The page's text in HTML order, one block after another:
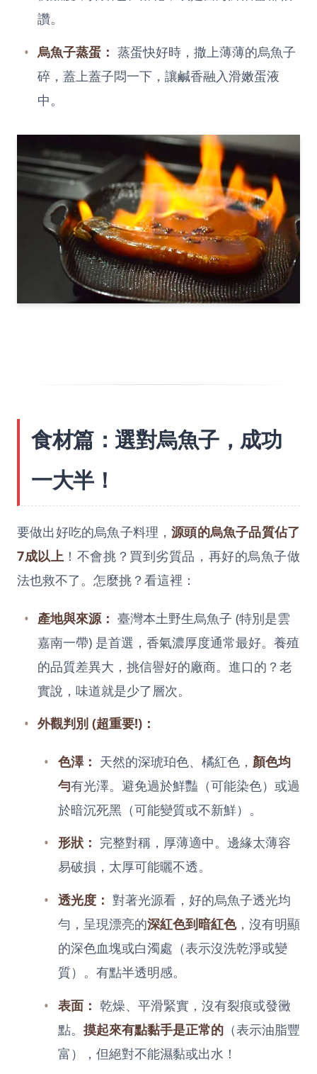
讚。
烏魚子蒸蛋： 蒸蛋快好時，撒上薄薄的烏魚子
碎，蓋上蓋子悶一下，讓鹹香融入滑嫩蛋液
中。
食材篇：選對烏魚子，成功
一大半！
要做出好吃的烏魚子料理，源頭的烏魚子品質佔了
7成以上 ！不會挑？買到劣質品，再好的烏魚子做
法也救不了。怎麼挑？看這裡：
產地與來源： 臺灣本土野生烏魚子 (特別是雲
嘉南一帶) 是首選，香氣濃厚度通常最好。養殖
的品質差異大，挑信譽好的廠商。進口的？老
實說，味道就是少了層次。
外觀判別 (超重要!)：
色澤： 天然的深琥珀色、橘紅色， 顏色均
勻有光澤。避免過於鮮豔（可能染色）或過
於暗沉死黑（可能變質或不新鮮）。
形狀： 完整對稱，厚薄適中。邊緣太薄容
易破損，太厚可能曬不透。
透光度： 對著光源看，好的烏魚子透光均
勻，呈現漂亮的深紅色到暗紅色，沒有明顯
的深色血塊或白濁處（表示沒洗乾淨或變
質）。有點半透明感。
表面： 乾燥、平滑緊實，沒有裂痕或發黴
點。 摸起來有點黏手是正常的（表示油脂豐
富），但絕對不能濕黏或出水！